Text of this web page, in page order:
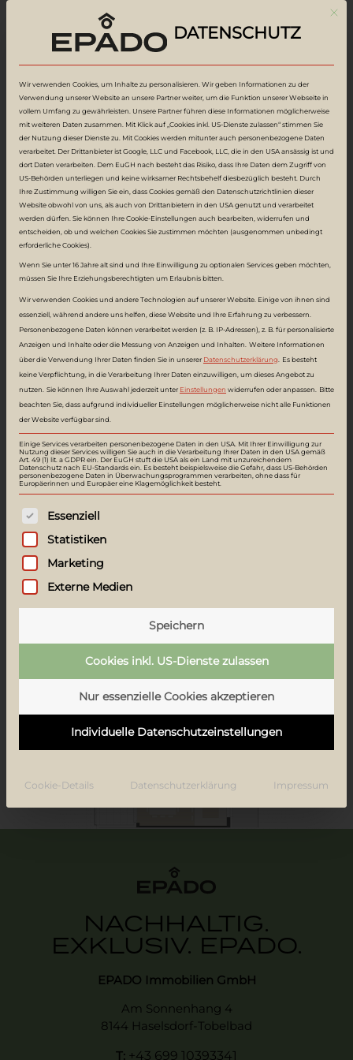
Stockwerk:2.OG
3.07
3.08
3.06
NACHHALTIG.
EXKLUSIV. EPADO.
EPADO Immobilien GmbH
Am Sonnenhang 4
8144 Haselsdorf-Tobelbad
T: +43 699 10393341
Mit
DATENSCHUTZ
Wir verwenden Cookies, um Inhalte zu personalisieren. Wir geben Informationen zu der
Verwendung unserer Website an unsere Partner weiter, um die Funktion unserer Webseite in
vollem Umfang zu gewährleisten. Unsere Partner führen diese Informationen möglicherweise
mit weiteren Daten zusammen. Mit Klick auf „Cookies inkl. US-Dienste zulassen“ stimmen Sie
der Nutzung dieser Dienste zu. Mit Cookies werden mitunter auch personenbezogene Daten
verarbeitet. Der Drittanbieter ist Google, LLC und Facebook, LLC, die in den USA ansässig ist und
dort Daten verarbeiten. Dem EuGH nach besteht das Risiko, dass Ihre Daten dem Zugriff von
US-Behörden unterliegen und keine wirksamer Rechtsbehelf diesbezüglich besteht. Durch
Ihre Zustimmung willigen Sie ein, dass Cookies gemäß den Datenschutzrichtlinien dieser
Website obwohl von uns, als auch von Drittanbietern in den USA genutzt und verarbeitet
werden dürfen. Sie können Ihre Cookie-Einstellungen auch bearbeiten, widerrufen und
entscheiden, ob und welchen Cookies Sie zustimmen möchten (ausgenommen unbedingt
erforderliche Cookies).
Wenn Sie unter 16 Jahre alt sind und Ihre Einwilligung zu optionalen Services geben möchten,
müssen Sie Ihre Erziehungsberechtigten um Erlaubnis bitten.
Wir verwenden Cookies und andere Technologien auf unserer Website. Einige von ihnen sind
essenziell, während andere uns helfen, diese Website und Ihre Erfahrung zu verbessern.
Personenbezogene Daten können verarbeitet werden (z. B. IP-Adressen), z. B. für personalisierte
Anzeigen und Inhalte oder die Messung von Anzeigen und Inhalten. Weitere Informationen
über die Verwendung Ihrer Daten finden Sie in unserer Datenschutzerklärung. Es besteht
keine Verpflichtung, in die Verarbeitung Ihrer Daten einzuwilligen, um dieses Angebot zu
nutzen. Sie können Ihre Auswahl jederzeit unter Einstellungen widerrufen oder anpassen. Bitte
beachten Sie, dass aufgrund individueller Einstellungen möglicherweise nicht alle Funktionen
der Website verfügbar sind.
Einige Services verarbeiten personenbezogene Daten in den USA. Mit Ihrer Einwilligung zur
Nutzung dieser Services willigen Sie auch in die Verarbeitung Ihrer Daten in den USA gemäß
Art. 49 (1) lit. a GDPR ein. Der EuGH stuft die USA als ein Land mit unzureichendem
Datenschutz nach EU-Standards ein. Es besteht beispielsweise die Gefahr, dass US-Behörden
personenbezogene Daten in Überwachungsprogrammen verarbeiten, ohne dass für
Europäerinnen und Europäer eine Klagemöglichkeit besteht.
Es folgt eine Liste der Service-Gruppen,
Essenziell
Statistiken
Marketing
Externe Medien
Speichern
Cookies inkl. US-Dienste zulassen
Nur essenzielle Cookies akzeptieren
Individuelle Datenschutzeinstellungen
Cookie-Details Datenschutzerklärung Impressum